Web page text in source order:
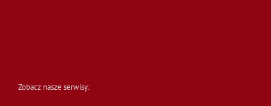
Zobacz nasze serwisy: